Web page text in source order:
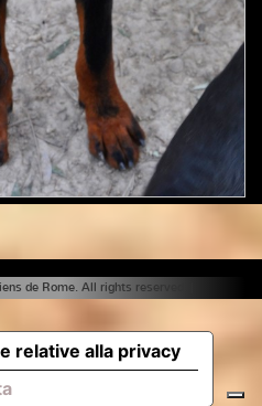
de Rome. All rights reserved. |
relative alla privacy